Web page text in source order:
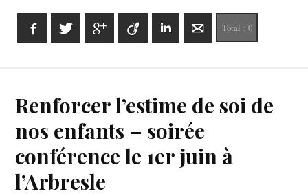
FacebookTwitter Google+ Viadeo LinkedInE-mailTotal : 0
Renforcer l’estime de soi de
nos enfants – soirée
conférence le 1er juin à
l’Arbresle